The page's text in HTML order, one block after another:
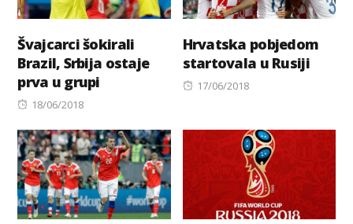
Švajcarci šokirali
Brazil, Srbija ostaje
prva u grupi
Posted
18/06/2018
Hrvatska pobjedom
startovala u Rusiji
Posted
17/06/2018